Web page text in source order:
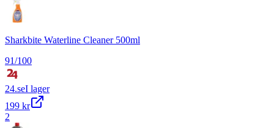
Sharkbite Waterline Cleaner 500ml
91/100
24.seI lager
199 kr
2